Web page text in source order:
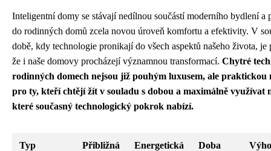
Inteligentní domy se stávají nedílnou součástí moderního bydlení a
do rodinných domů zcela novou úroveň komfortu a efektivity. V
době, kdy technologie pronikají do všech aspektů našeho života, je
že i naše domovy procházejí významnou transformací. Chytré
rodinných domech nejsou již pouhým luxusem, ale praktickou
pro ty, kteří chtějí žít v souladu s dobou a maximálně využívat
které současný technologický pokrok nabízí.
Typ
Přibližná
Energetická
Doba